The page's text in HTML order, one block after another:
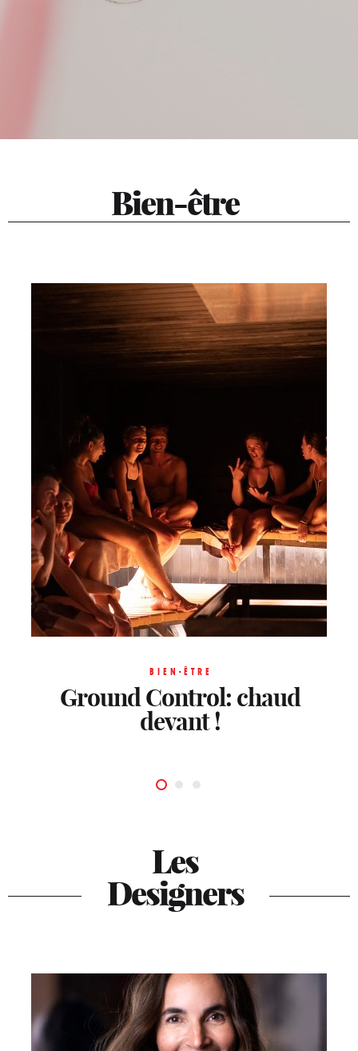
Bien-être
BIEN-ÊTRE
Ground Control: chaud
devant !
Les
Designers